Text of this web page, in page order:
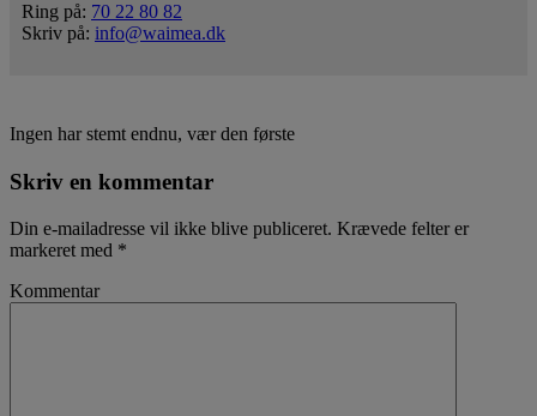
Ring på: 70 22 80 82
Skriv på: info@waimea.dk
Ingen har stemt endnu, vær den første
Skriv en kommentar
Din e-mailadresse vil ikke blive publiceret. Krævede felter er
markeret med *
Kommentar